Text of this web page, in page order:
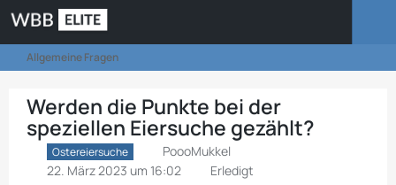
Allgemeine Fragen
Werden die Punkte bei der
speziellen Eiersuche gezählt?
Ostereiersuche
PoooMukkel
22. März 2023 um 16:02
Erledigt